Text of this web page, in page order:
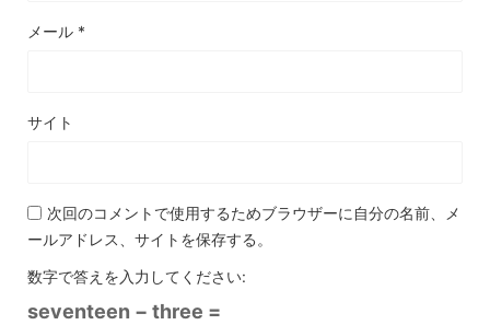
メール *
サイト
次回のコメントで使用するためブラウザーに自分の名前、メ
ールアドレス、サイトを保存する。
数字で答えを入力してください:
seventeen − three =